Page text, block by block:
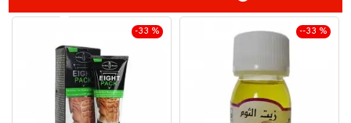
-33 % --33 %